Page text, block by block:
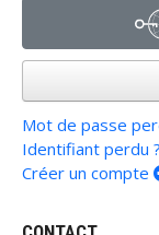
Mot de passe
Identifiant perdu ?
Créer un compte